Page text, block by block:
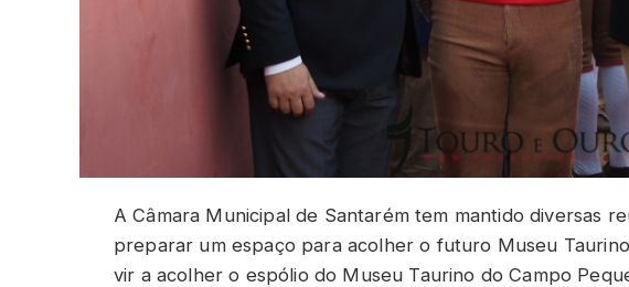
A Câmara Municipal de Santarém tem mantido diversas
preparar um espaço para acolher o futuro Museu
vir a acolher o espólio do Museu Taurino do Campo